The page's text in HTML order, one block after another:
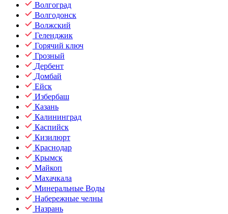
Волгоград
Волгодонск
Волжский
Геленджик
Горячий ключ
Грозный
Дербент
Домбай
Ейск
Избербаш
Казань
Калининград
Каспийск
Кизилюрт
Краснодар
Крымск
Майкоп
Махачкала
Минеральные Воды
Набережные челны
Назрань